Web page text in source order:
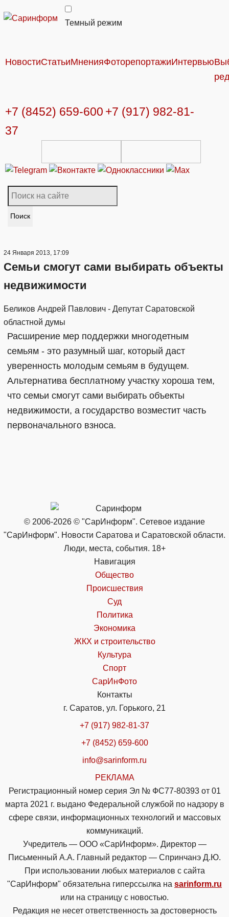
Темный режим
НовостиСтатьиМненияФоторепортажиИнтервью
+7 (8452) 659-600 +7 (917) 982-81-
37
Поиск
24 Января 2013, 17:09
Семьи смогут сами выбирать объекты
недвижимости
Беликов Андрей Павлович - Депутат Саратовской
областной думы
Расширение мер поддержки многодетным
семьям - это разумный шаг, который даст
уверенность молодым семьям в будущем.
Альтернатива бесплатному участку хороша тем,
что семьи смогут сами выбирать объекты
недвижимости, а государство возместит часть
первоначального взноса.
© 2006-2026 © "СарИнформ". Сетевое издание
"СарИнформ". Новости Саратова и Саратовской области.
Люди, места, события. 18+
Навигация
Общество
Происшествия
Суд
Политика
Экономика
ЖКХ и строительство
Культура
Спорт
СарИнФото
Контакты
г. Саратов, ул. Горького, 21
+7 (917) 982-81-37
+7 (8452) 659-600
info@sarinform.ru
РЕКЛАМА
Регистрационный номер серия Эл № ФС77-80393 от 01
марта 2021 г. выдано Федеральной службой по надзору в
сфере связи, информационных технологий и массовых
коммуникаций.
Учредитель — ООО «СарИнформ». Директор —
Письменный А.А. Главный редактор — Спринчанэ Д.Ю.
При использовании любых материалов с сайта
"СарИнформ" обязательна гиперссылка на sarinform.ru
или на страницу с новостью.
Редакция не несет ответственность за достоверность